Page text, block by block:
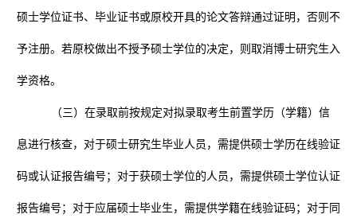
硕士学位证书、毕业证书或原校开具的论文答辩通过证明，否则不
予注册。若原校做出不授予硕士学位的决定，则取消博士研究生入
学资格。
（三）在录取前按规定对拟录取考生前置学历（学籍）信
息进行核查，对于硕士研究生毕业人员，需提供硕士学历在线验证
码或认证报告编号；对于获硕士学位的人员，需提供硕士学位认证
报告编号；对于应届硕士毕业生，需提供学籍在线验证码；对于同